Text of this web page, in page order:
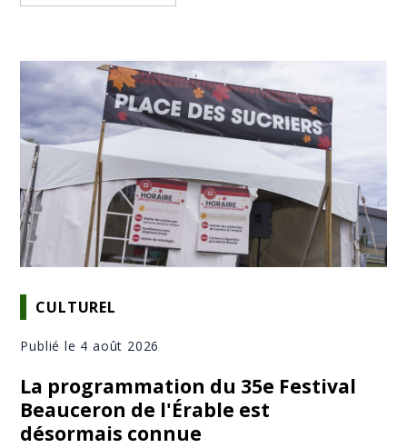
CULTUREL
Publié le 4 août 2026
La programmation du 35e Festival
Beauceron de l'Érable est
désormais connue